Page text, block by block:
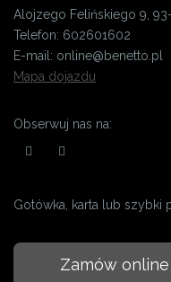
Alojzego Felińskiego 9,
Telefon: 602601602
E-mail: online@benetto.pl
Mapa dojazdu
Obserwuj nas na:
Gotówka, karta lub szybki
Zamów online